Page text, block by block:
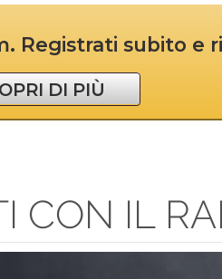
Registrati subito e
DI PIÙ
CON IL